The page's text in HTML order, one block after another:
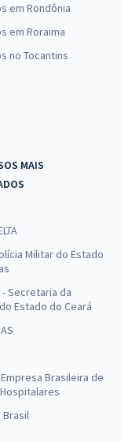
em Rondônia
em Roraima
no Tocantins
MAIS
Militar do Estado
- Secretaria da
Estado do Ceará
Empresa Brasileira de
Brasil